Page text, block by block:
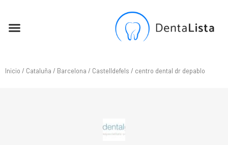
Inicio / Cataluña / Barcelona / Castelldefels / centro dental dr depablo